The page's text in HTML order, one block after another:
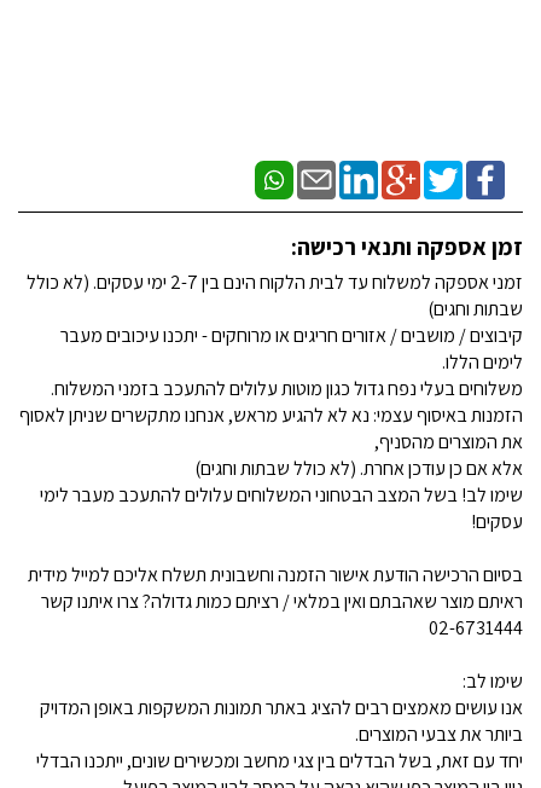
זמן אספקה ותנאי רכישה:
זמני אספקה למשלוח עד לבית הלקוח הינם בין 2-7 ימי עסקים. (לא כולל
שבתות וחגים)
קיבוצים / מושבים / אזורים חריגים או מרוחקים - יתכנו עיכובים מעבר
לימים הללו.
משלוחים בעלי נפח גדול כגון מוטות עלולים להתעכב בזמני המשלוח.
הזמנות באיסוף עצמי: נא לא להגיע מראש, אנחנו מתקשרים שניתן לאסוף
את המוצרים מהסניף,
אלא אם כן עודכן אחרת. (לא כולל שבתות וחגים)
שימו לב! בשל המצב הבטחוני המשלוחים עלולים להתעכב מעבר לימי
עסקים!
בסיום הרכישה הודעת אישור הזמנה וחשבונית תשלח אליכם למייל מידית
ראיתם מוצר שאהבתם ואין במלאי / רציתם כמות גדולה? צרו איתנו קשר
02-6731444
שימו לב:
אנו עושים מאמצים רבים להציג באתר תמונות המשקפות באופן המדויק
ביותר את צבעי המוצרים.
יחד עם זאת, בשל הבדלים בין צגי מחשב ומכשירים שונים, ייתכנו הבדלי